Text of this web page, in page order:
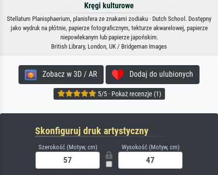
Kręgi kulturowe
Stellatum Planisphaerium, planisfera ze znakami zodiaku · Dutch School. Dostępny
jako wydruk na płótnie, papierze fotograficznym, tekturze akwarelowej, papierze
niepowlekanym lub papierze japońskim.
British Library, London, UK / Bridgeman Images
Zobacz w 3D / AR Dodaj do ulubionych
5/5 · Pokaż recenzje (1)
Skonfiguruj druk artystyczny
Szerokość (Motyw, cm) Wysokość (Motyw, cm)